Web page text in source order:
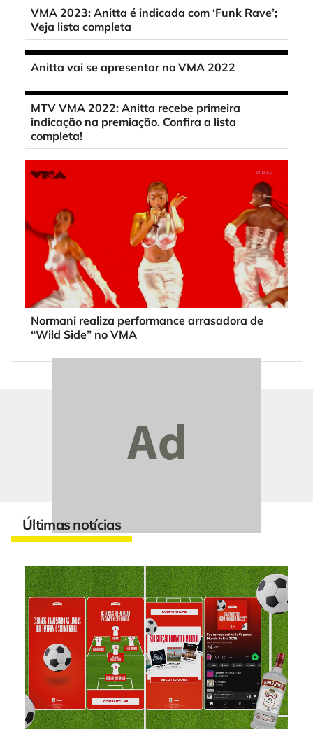
VMA 2023: Anitta é indicada com ‘Funk Rave’;
Veja lista completa
Anitta vai se apresentar no VMA 2022
MTV VMA 2022: Anitta recebe primeira
indicação na premiação. Confira a lista
completa!
Normani realiza performance arrasadora de
“Wild Side” no VMA
Últimas notícias